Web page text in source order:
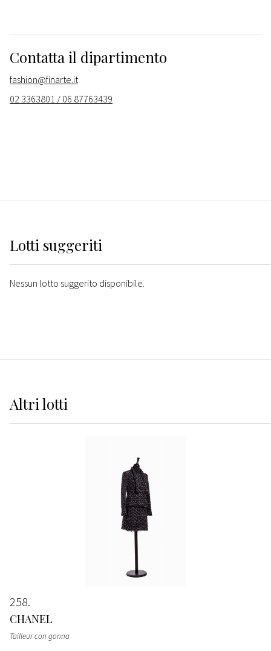
Contatta il dipartimento
fashion@finarte.it
02 3363801 / 06 87763439
Lotti suggeriti
Nessun lotto suggerito disponibile.
Altrilotti
258
CHANEL
Tailleur con gonna